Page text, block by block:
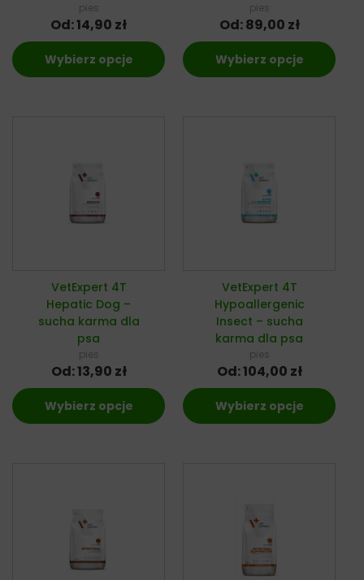
pies
Od:14,90 zł
Wybierz opcje
pies
Od:89,00 zł
Wybierz opcje
VetExpert 4T
Hepatic Dog –
sucha karma dla
psa
pies
Od:13,90 zł
Wybierz opcje
VetExpert 4T
Hypoallergenic
Insect – sucha
karma dla psa
pies
Od:104,00 zł
Wybierz opcje